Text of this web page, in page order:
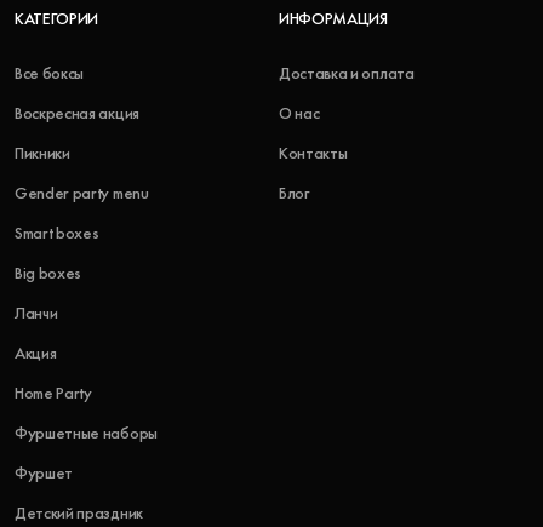
КАТЕГОРИИ
Все боксы
Воскресная акция
Пикники
Gender party menu
Smart boxes
Big boxes
Ланчи
Акция
Home Party
Фуршетные наборы
Фуршет
Детский праздник
ИНФОРМАЦИЯ
Доставка и оплата
О нас
Контакты
Блог